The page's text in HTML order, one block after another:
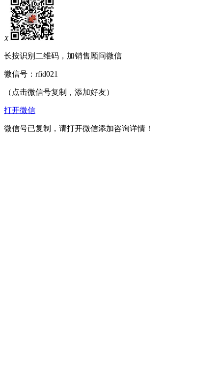
X
长按识别二维码，加销售顾问微信
微信号： rfid021
（点击微信号复制，添加好友）
打开微信
微信号已复制，请打开微信添加咨询详情！